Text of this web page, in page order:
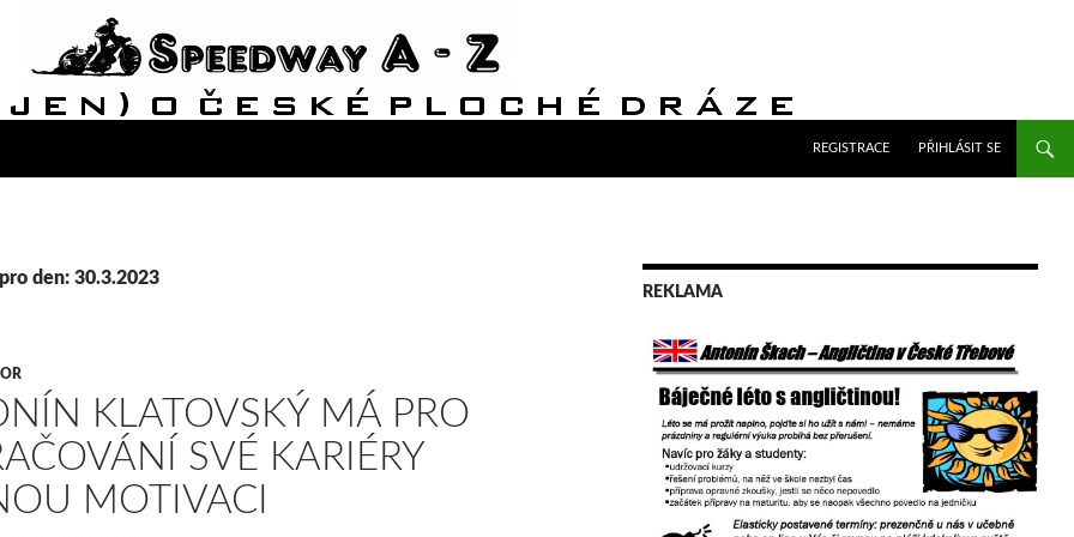
REGISTRACE
PŘIHLÁSIT SE
den: 30.3.2023
KLATOVSKÝ MÁ PRO
SVÉ KARIÉRY
MOTIVACI
REKLAMA